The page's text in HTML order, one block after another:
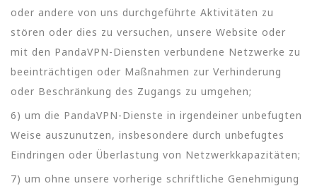
oder andere von uns durchgeführte Aktivitäten zu
stören oder dies zu versuchen, unsere Website oder
mit den PandaVPN-Diensten verbundene Netzwerke zu
beeinträchtigen oder Maßnahmen zur Verhinderung
oder Beschränkung des Zugangs zu umgehen;
6) um die PandaVPN-Dienste in irgendeiner unbefugten
Weise auszunutzen, insbesondere durch unbefugtes
Eindringen oder Überlastung von Netzwerkkapazitäten;
7) um ohne unsere vorherige schriftliche Genehmigung